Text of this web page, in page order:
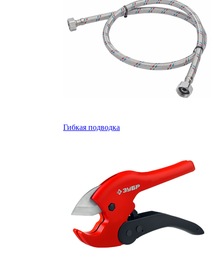
Гибкая подводка